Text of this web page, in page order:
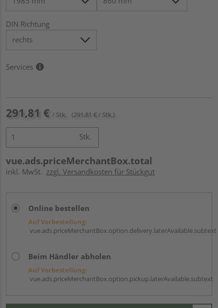
DIN Richtung
Services
291,81 € / Stk. (291,81 € / Stk.)
Stk.
vue.ads.priceMerchantBox.total
inkl. MwSt. zzgl. Versandkosten für Stückgut
Online bestellen
Auf Vorbestellung:
vue.ads.priceMerchantBox.option.delivery.laterAvailable.subtext
Beim Händler abholen
Auf Vorbestellung:
vue.ads.priceMerchantBox.option.pickup.laterAvailable.subtext